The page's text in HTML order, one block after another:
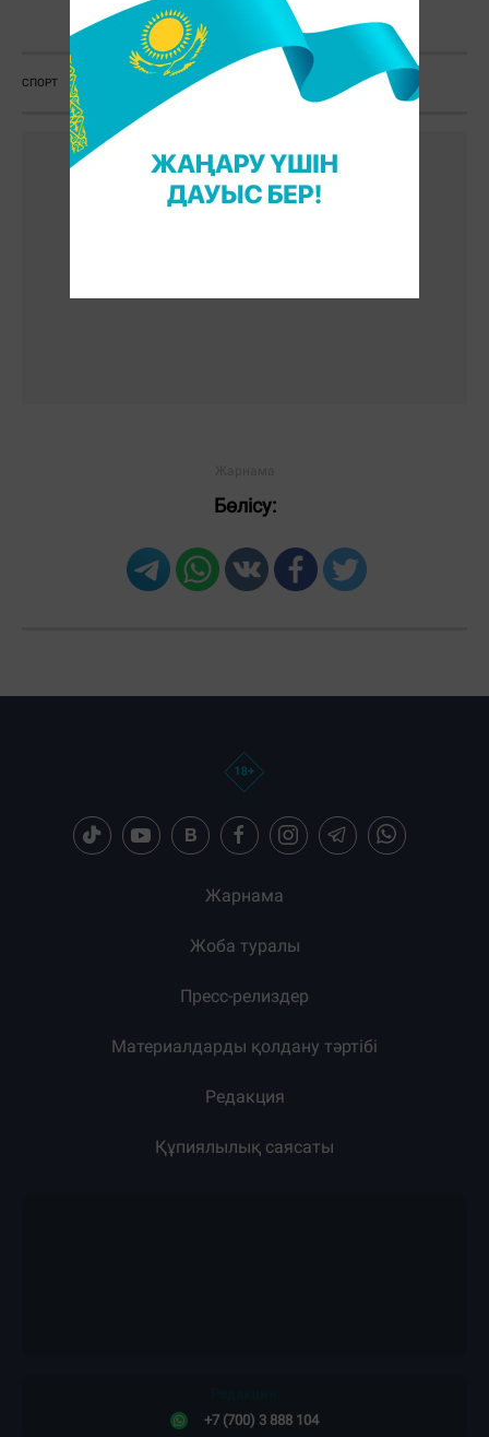
Ж. Қадыржанова
СПОРТ ЖАРЫС АЗИЯ ЧЕМПИОНАТЫ
Бөлісу:
Жарнама
Жоба туралы
Пресс-релиздер
Материалдарды қолдану тәртібі
Редакция
Құпиялылық саясаты
+7 (700) 3 888 104